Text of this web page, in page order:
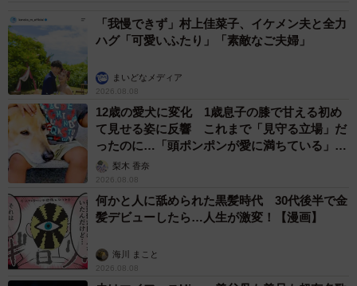
「我慢できず」村上佳菜子、イケメン夫と全力
ハグ「可愛いふたり」「素敵なご夫婦」
まいどなメディア
2026.08.08
12歳の愛犬に変化 1歳息子の膝で甘える初め
て見せる姿に反響 これまで「見守る立場」だ
ったのに…「頭ポンポンが愛に満ちている」
「尊…」
梨木 香奈
2026.08.08
何かと人に舐められた黒髪時代 30代後半で金
髪デビューしたら…人生が激変！【漫画】
海川 まこと
2026.08.08